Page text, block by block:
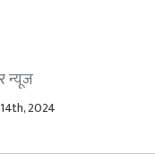
न्यूज
2024